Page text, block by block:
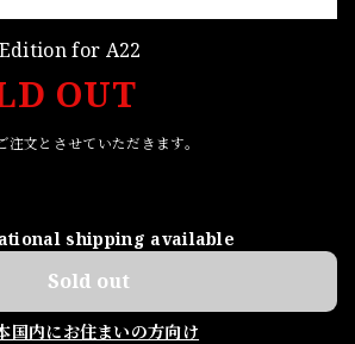
for A22
OUT
文とさせていただきます。
shipping available
Sold out
国内にお住まいの方向け